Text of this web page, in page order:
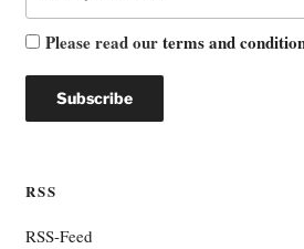
Please read ourterms and
RSS
RSS-Feed